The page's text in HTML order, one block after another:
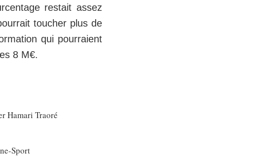
restait assez
toucher plus de
qui pourraient
8 M€.
Hamari Traoré
Sport